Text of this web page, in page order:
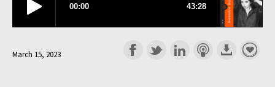
March 15, 2023